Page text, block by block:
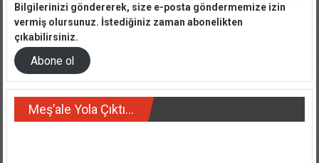
Bilgilerinizi göndererek, size e-posta göndermemize izin
vermiş olursunuz. İstediğiniz zaman abonelikten
çıkabilirsiniz.
Abone ol
Meş’ale Yola Çıktı…